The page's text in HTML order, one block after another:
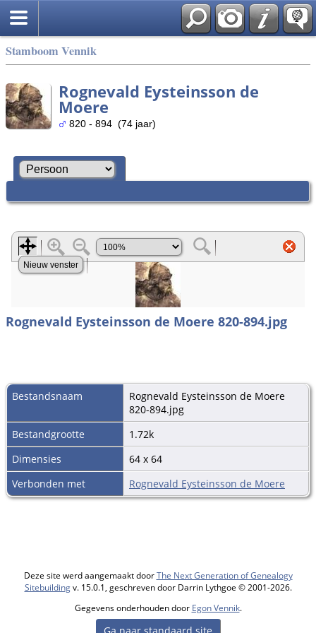
Stamboom Vennik
Rognevald Eysteinsson de
Moere
820 - 894 (74 jaar)
Rognevald Eysteinsson de Moere 820-894.jpg
Bestandsnaam
Rognevald Eysteinsson de Moere
820-894.jpg
Bestandgrootte
1.72k
Dimensies
64 x 64
Verbonden met
Rognevald Eysteinsson de Moere
Deze site werd aangemaakt doorThe Next Generation of Genealogy
Sitebuildingv. 15.0.1, geschreven door Darrin Lythgoe © 2001-2026.
Gegevens onderhouden door Egon Vennik.
Ga naar standaard site